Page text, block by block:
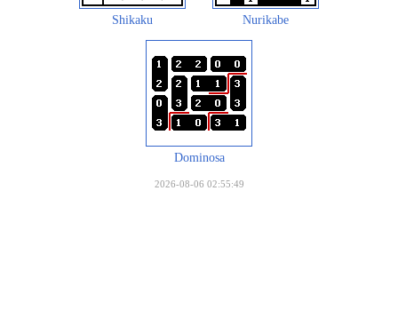
Shikaku Nurikabe
Dominosa
2026-08-06 02:55:49